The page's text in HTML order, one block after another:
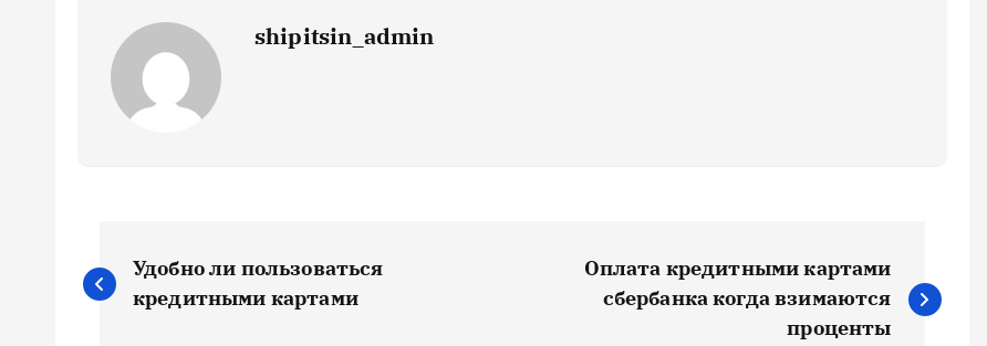
shipitsin_admin
Н
а
Удобно ли пользоваться
кредитными картами
Оплата кредитными картами
сбербанка когда взимаются
проценты